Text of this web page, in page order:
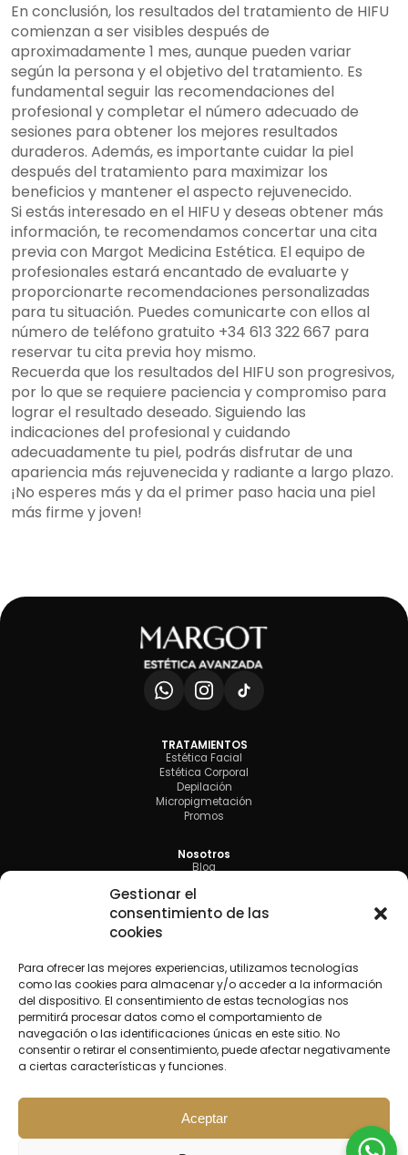
Gestionar el
consentimiento de las
cookies
Para ofrecer las mejores experiencias, utilizamos tecnologías
como las cookies para almacenar y/o acceder a la información
del dispositivo. El consentimiento de estas tecnologías nos
permitirá procesar datos como el comportamiento de
navegación o las identificaciones únicas en este sitio. No
consentir o retirar el consentimiento, puede afectar negativamente
a ciertas características y funciones.
Aceptar
En conclusión, los resultados del tratamiento de HIFU
comienzan a ser visibles después de
aproximadamente 1 mes, aunque pueden variar
según la persona y el objetivo del tratamiento. Es
fundamental seguir las recomendaciones del
profesional y completar el número adecuado de
sesiones para obtener los mejores resultados
duraderos. Además, es importante cuidar la piel
después del tratamiento para maximizar los
beneficios y mantener el aspecto rejuvenecido.
Si estás interesado en el HIFU y deseas obtener más
información, te recomendamos concertar una cita
previa con Margot Medicina Estética. El equipo de
profesionales estará encantado de evaluarte y
proporcionarte recomendaciones personalizadas
para tu situación. Puedes comunicarte con ellos al
número de teléfono gratuito +34 613 322 667 para
reservar tu cita previa hoy mismo.
Recuerda que los resultados del HIFU son progresivos,
por lo que se requiere paciencia y compromiso para
lograr el resultado deseado. Siguiendo las
indicaciones del profesional y cuidando
adecuadamente tu piel, podrás disfrutar de una
apariencia más rejuvenecida y radiante a largo plazo.
¡No esperes más y da el primer paso hacia una piel
más firme y joven!
TRATAMIENTOS
Estética Facial
Estética Corporal
Depilación
Micropigmetación
Promos
Nosotros
Blog
Política de Cookies
Condiciones de Uso
Aviso Legal y Protección de Datos
TOP TRATAMIENTOS
Dermapen
Limpieza Facial Profunda
Tratamiento Flacidez Facial
Depilación Láser Barba
Contáctanos
(+34) 613322667
Av. de Andalucía, 40, 28341 Valdemoro, Madrid, España.